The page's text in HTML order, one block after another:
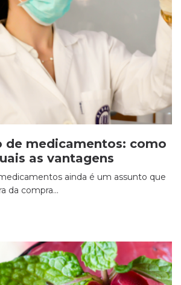
de medicamentos: como
as vantagens
ainda é um assunto que
da compra...